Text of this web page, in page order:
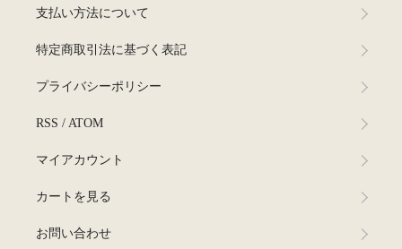
支払い方法について
特定商取引法に基づく表記
プライバシーポリシー
RSS / ATOM
マイアカウント
カートを見る
お問い合わせ